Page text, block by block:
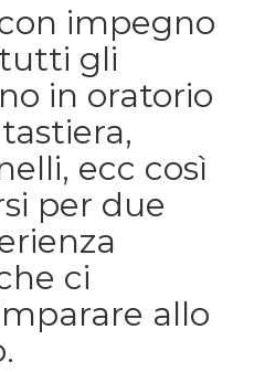
impegno
gli
in oratorio
ecc così
per due
ci
allo